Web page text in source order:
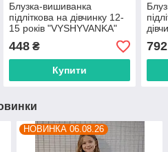
Блузка-вишиванка
підліткова на дівчинку 12-
15 років "VYSHYVANKA"
недорогого від прямого
постачальника
448₴
Купити
792
НОВИНКА 06.08.26